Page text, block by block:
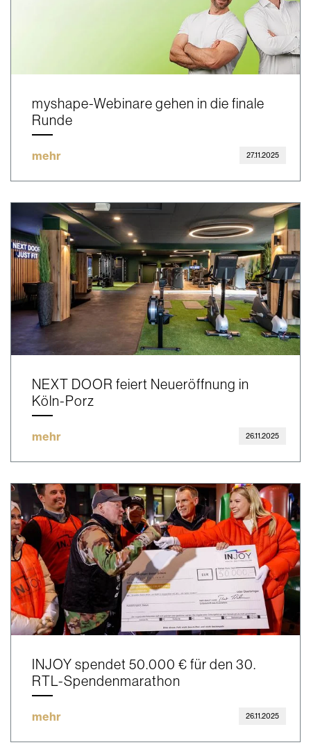
myshape-Webinare gehen in die finale
Runde
mehr 27.11.2025
NEXT DOOR feiert Neueröffnung in
Köln-Porz
mehr 26.11.2025
INJOY spendet 50.000 € für den 30.
RTL-Spendenmarathon
mehr 26.11.2025